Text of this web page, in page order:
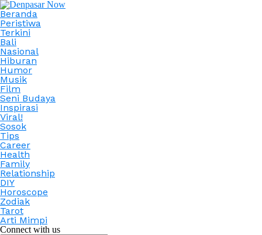
Beranda
Peristiwa
Terkini
Bali
Nasional
Hiburan
Humor
Musik
Film
Seni Budaya
Inspirasi
Viral!
Sosok
Tips
Career
Health
Family
Relationship
DIY
Horoscope
Zodiak
Tarot
Arti Mimpi
Connect with us